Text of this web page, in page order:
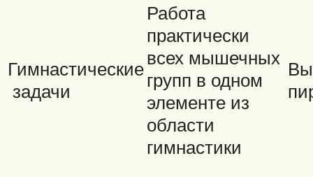
Гимнастические
задачи
Работа
практически
всех мышечных
групп в одном
элементе из
области
гимнастики